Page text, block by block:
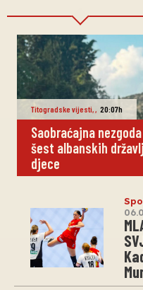
Titogradske vijesti 20:07h
Saobraćajna
šest albanskih
djece